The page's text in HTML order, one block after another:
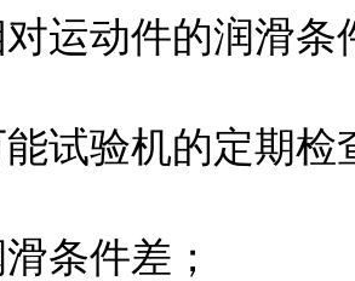
运动件的润滑条
试验机的定期检
条件差；